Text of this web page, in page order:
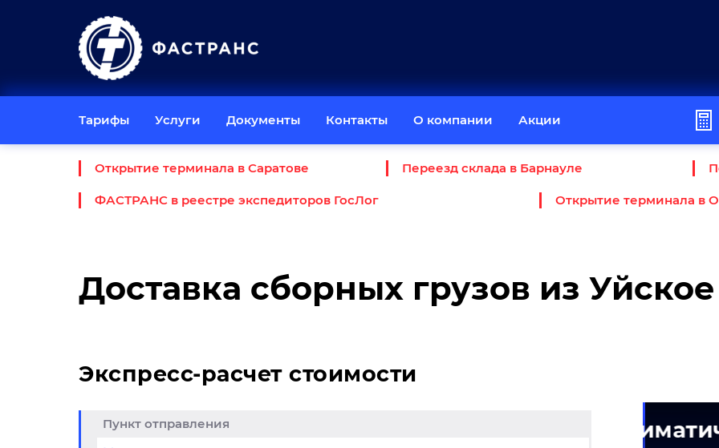
Тарифы Услуги Документы Контакты О компании Акции
Открытие терминала в Саратове Переезд склада в Барнауле
ФАСТРАНС в реестре экспедиторов ГосЛог Открытие терминала в
Доставка сборных грузов из Уйское
Экспресс-расчет стоимости
Пункт отправления
до 25% из